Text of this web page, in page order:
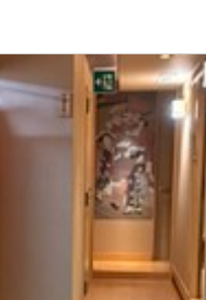
前店
ススタッフ